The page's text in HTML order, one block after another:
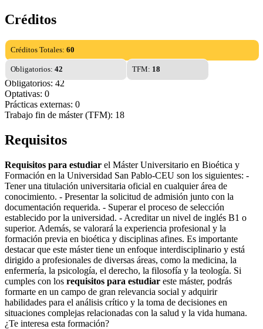
Créditos
Créditos Totales: 60
Obligatorios: 42 TFM: 18
Obligatorios: 42
Optativas: 0
Prácticas externas: 0
Trabajo fin de máster (TFM): 18
Requisitos
Requisitos para estudiar el Máster Universitario en Bioética y
Formación en la Universidad San Pablo-CEU son los siguientes: -
Tener una titulación universitaria oficial en cualquier área de
conocimiento. - Presentar la solicitud de admisión junto con la
documentación requerida. - Superar el proceso de selección
establecido por la universidad. - Acreditar un nivel de inglés B1 o
superior. Además, se valorará la experiencia profesional y la
formación previa en bioética y disciplinas afines. Es importante
destacar que este máster tiene un enfoque interdisciplinario y está
dirigido a profesionales de diversas áreas, como la medicina, la
enfermería, la psicología, el derecho, la filosofía y la teología. Si
cumples con los requisitos para estudiar este máster, podrás
formarte en un campo de gran relevancia social y adquirir
habilidades para el análisis crítico y la toma de decisiones en
situaciones complejas relacionadas con la salud y la vida humana.
¿Te interesa esta formación?